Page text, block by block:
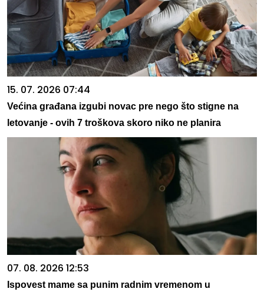
15. 07. 2026 07:44
Većina građana izgubi novac pre nego što stigne na
letovanje - ovih 7 troškova skoro niko ne planira
07. 08. 2026 12:53
Ispovest mame sa punim radnim vremenom u